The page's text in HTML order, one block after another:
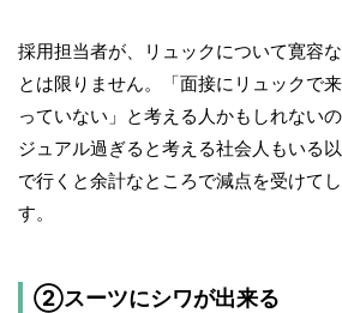
採用担当者が、リュックについて寛容
とは限りません。「面接にリュックで
っていない」と考える人かもしれない
ジュアル過ぎると考える社会人もいる
で行くと余計なところで減点を受けて
す。
②スーツにシワが出来る